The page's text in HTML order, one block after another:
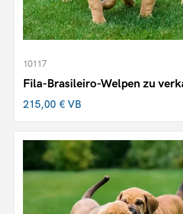
10117
Fila-Brasileiro-Welpen zu
215,00 €VB